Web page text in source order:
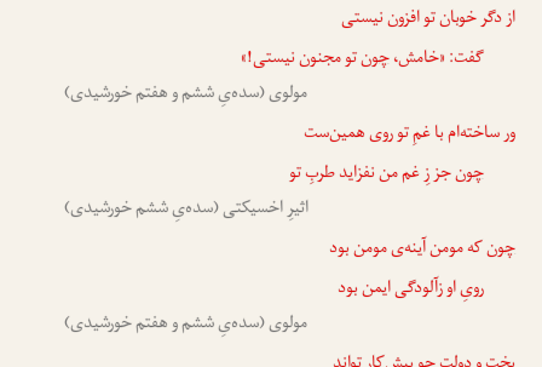
از دگر خوبان تو افزون نیستی
گفت: «خامش،چونتو مجنون نیستی!»
مولوی (سده‌یِ ششم و هفتم خورشیدی)
ور ساخته‌ام با غمِ تو روی همین‌ست
چونجز زِ غم من نفزاید طربِ تو
اثیرِ اخسیکتی (سده‌یِ ششم خورشیدی)
چونکه مومن آینه‌ی مومن بود
رویِ او زآلودگی ایمن بود
مولوی (سده‌یِ ششم و هفتم خورشیدی)